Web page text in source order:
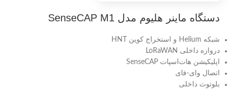
دستگاه ماینر هلیوم مدل SenseCAP M1
شبکه Helium و استخراج کوین HNT
دروازه داخلی LoRaWAN
اپلیکیشن هات‌اسپات SenseCAP
اتصال وای-فای
بلوتوث داخلی